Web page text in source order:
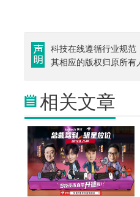
科技在线遵循行业规范
其相应的版权归原所有
相关文章